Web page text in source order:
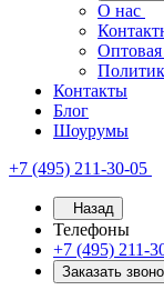
О нас
Оптовая
Контакты
Блог
Шоурумы
+7 (495) 211-30-05
Назад
Телефоны
+7 (495) 211-
Заказать